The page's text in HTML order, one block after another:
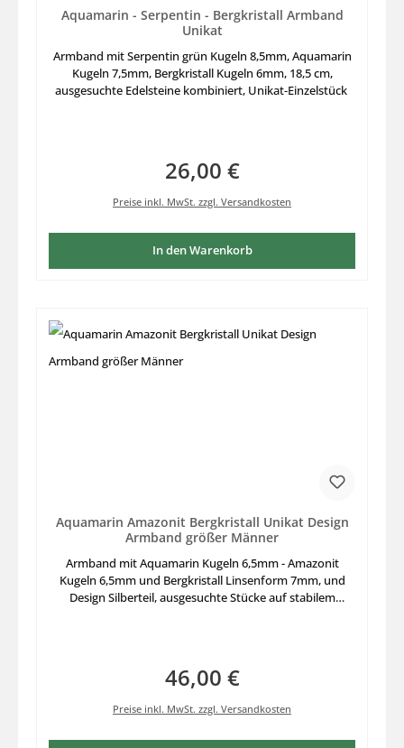
Aquamarin - Serpentin - Bergkristall Armband
Unikat
Armband mit Serpentin grün Kugeln 8,5mm, Aquamarin
Kugeln 7,5mm, Bergkristall Kugeln 6mm, 18,5 cm,
ausgesuchte Edelsteine kombiniert, Unikat-Einzelstück
Regulärer Preis:
26,00 €
Preise inkl. MwSt. zzgl. Versandkosten
In den Warenkorb
Aquamarin Amazonit Bergkristall Unikat Design
Armband größer Männer
Armband mit Aquamarin Kugeln 6,5mm - Amazonit
Kugeln 6,5mm und Bergkristall Linsenform 7mm, und
Design Silberteil, ausgesuchte Stücke auf stabilem
Regulärer Preis:
46,00 €
Preise inkl. MwSt. zzgl. Versandkosten